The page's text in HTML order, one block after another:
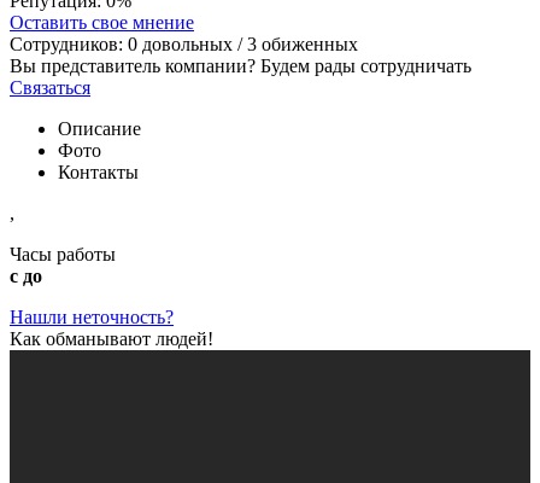
Оставить свое мнение
Сотрудников: 0 довольных /3 обиженных
Вы представитель компании? Будем рады сотрудничать
Связаться
Описание
Фото
Контакты
,
Часы работы
с до
Нашли неточность?
Как обманывают людей!